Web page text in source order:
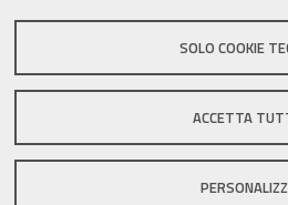
SOLO COOKIE
ACCETTA
Sito istituzionale Comune di